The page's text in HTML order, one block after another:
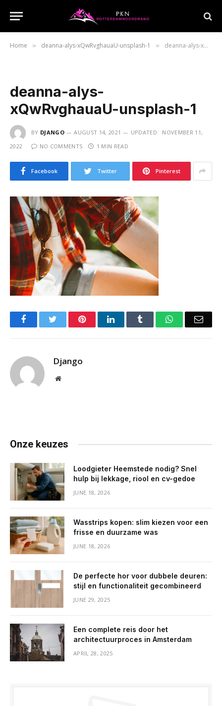
Home » deanna-alys-xQwRvghauaU-unsplash-1 » deanna-alys-xQwRvghauaU-unsplash-1
deanna-alys-
xQwRvghauaU-unsplash-1
BY DJANGO AUGUST 14, 2021 UPDATED: NOVEMBER 11,
2022
NO COMMENTS 1 MIN READ
Facebook Twitter Pinterest
FacebookTwitter PinterestLinkedIn Tumblr WhatsApp
Django
Website
Onze keuzes
Loodgieter Heemstede nodig? Snel
hulp bij lekkage, riool en cv-gedoe
JUNE 18, 2026
Wasstrips kopen: slim kiezen voor een
frisse en duurzame was
JUNE 18, 2026
De perfecte hor voor dubbele deuren:
stijl en functionaliteit gecombineerd
JUNE 29, 2025
Een complete reis door het
architectuurproces in Amsterdam
APRIL 28, 2025